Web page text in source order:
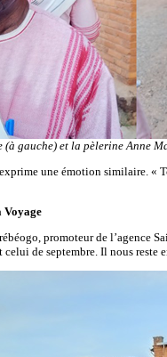
(à gauche) et la pèlerine Anne
une émotion similaire. «
Voyage
promoteur de l’agence
de septembre. Il nous